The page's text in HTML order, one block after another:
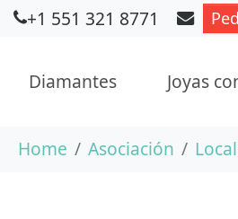
Saltar al contenido principal
+1 551 321 8771
Diamantes Joyas
Usted está aquí:
Home Asociación